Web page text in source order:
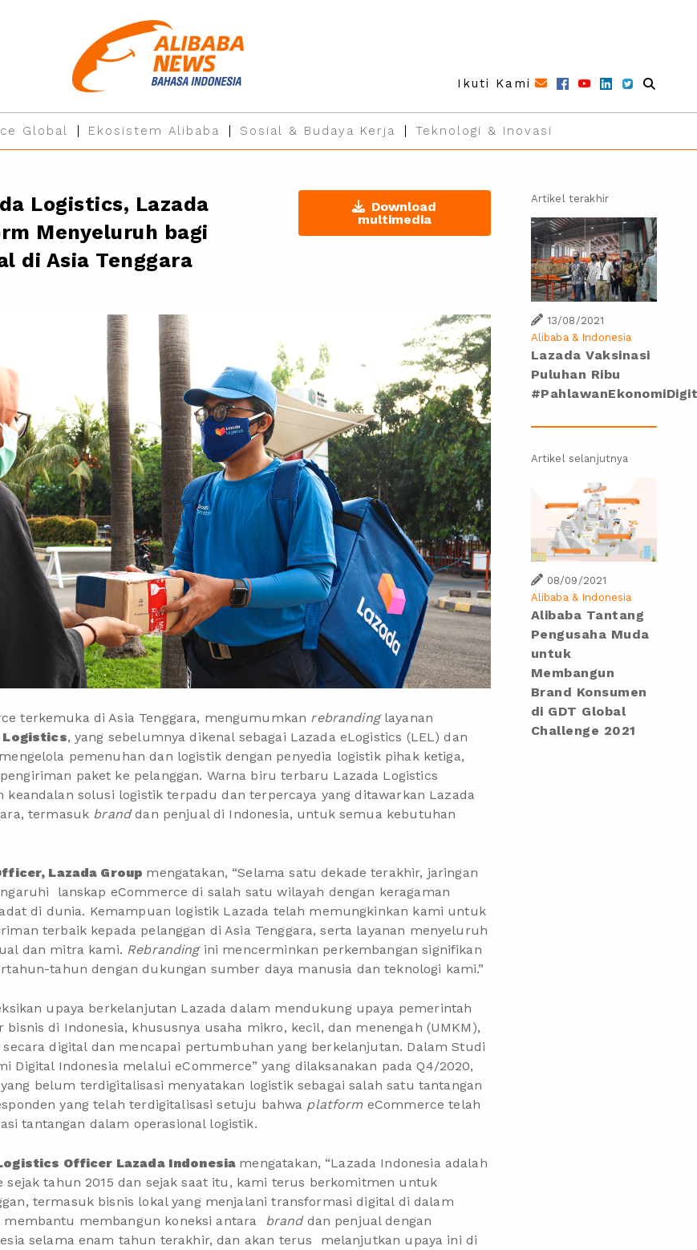
Ikuti Kami
Global Ekosistem Alibaba Sosial & Budaya Kerja Teknologi & Inovasi
Logistics, Lazada
Menyeluruh bagi
di Asia Tenggara
Download
multimedia
terkemuka di Asia Tenggara, mengumumkan rebrandinglayanan
Logistics, yang sebelumnya dikenal sebagai Lazada eLogistics (LEL) dan
pemenuhan dan logistik dengan penyedia logistik pihak ketiga,
paket ke pelanggan. Warna biru terbaru Lazada Logistics
keandalan solusi logistik terpadu dan terpercaya yang ditawarkan Lazada
termasuk branddan penjual di Indonesia, untuk semua kebutuhan
Lazada Group mengatakan, “Selama satu dekade terakhir, jaringan
lanskap eCommerce di salah satu wilayah dengan keragaman
di dunia. Kemampuan logistik Lazada telah memungkinkan kami untuk
terbaik kepada pelanggan di Asia Tenggara, serta layanan menyeluruh
dan mitra kami. Rebrandingini mencerminkan perkembangan signifikan
tahun dengan dukungan sumber daya manusia dan teknologi kami.”
upaya berkelanjutan Lazada dalam mendukung upaya pemerintah
di Indonesia, khususnya usaha mikro, kecil, dan menengah (UMKM),
digital dan mencapai pertumbuhan yang berkelanjutan. Dalam Studi
Digital Indonesia melalui eCommerce” yang dilaksanakan pada Q4/2020,
belum terdigitalisasi menyatakan logistik sebagai salah satu tantangan
yang telah terdigitalisasi setuju bahwa platformeCommerce telah
tantangan dalam operasional logistik.
Officer Lazada Indonesia mengatakan, “Lazada Indonesia adalah
sejak tahun 2015 dan sejak saat itu, kami terus berkomitmen untuk
termasuk bisnis lokal yang menjalani transformasi digital di dalam
membangun koneksi antara
branddan penjual dengan
selama enam tahun terakhir, dan akan terus melanjutkan upaya ini di
Artikel terakhir
13/08/2021
Alibaba & Indonesia
Lazada Vaksinasi
Puluhan Ribu
Artikel selanjutnya
08/09/2021
Alibaba & Indonesia
Alibaba Tantang
Pengusaha Muda
untuk
Membangun
Brand Konsumen
di GDT Global
Challenge 2021